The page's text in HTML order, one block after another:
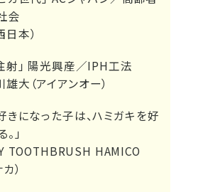
会
本）
射」 陽光興産／IPH工法
大（アイアンオー）
きになった子は、ハミガキを好
」
TOOTHBRUSH HAMICO
）